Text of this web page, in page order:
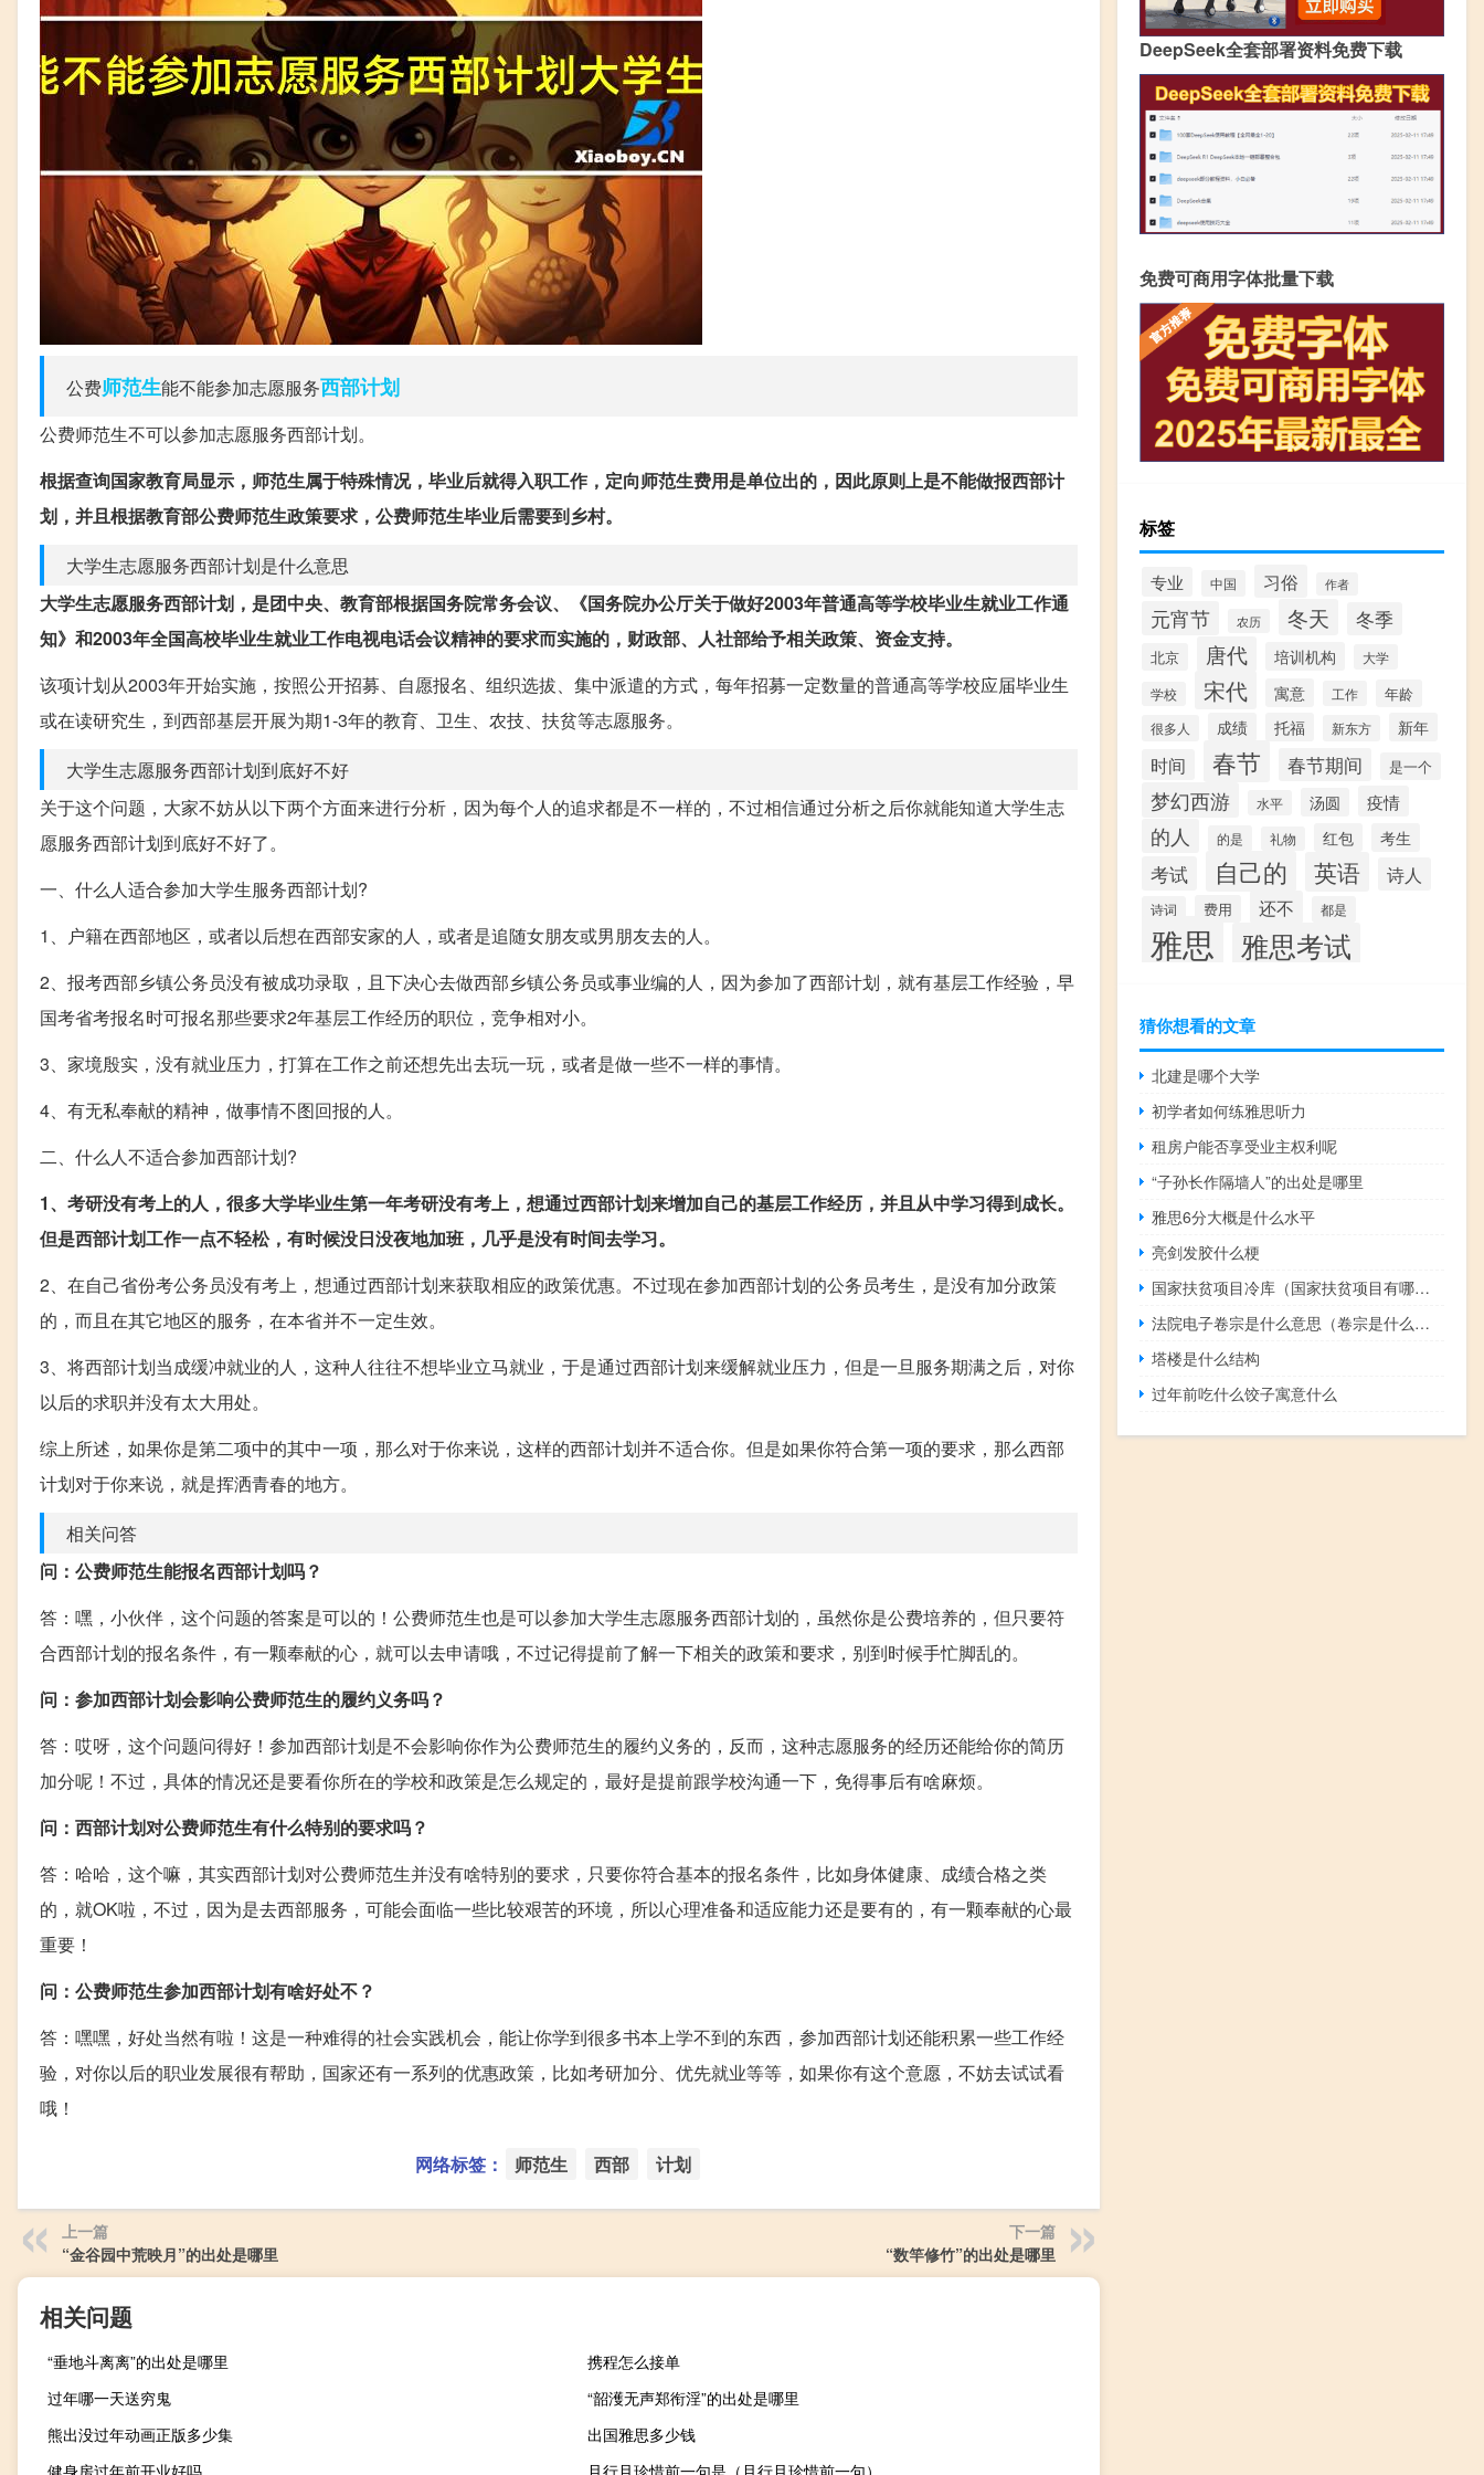
公费师范生能不能参加志愿服务西部计划
公费师范生不可以参加志愿服务西部计划。
根据查询国家教育局显示，师范生属于特殊情况，毕业后就得入职工作，定向师范生费用是单位出的，因此原则上是不能做报西部计
划，并且根据教育部公费师范生政策要求，公费师范生毕业后需要到乡村。
大学生志愿服务西部计划是什么意思
大学生志愿服务西部计划，是团中央、教育部根据国务院常务会议、《国务院办公厅关于做好2003年普通高等学校毕业生就业工作通
知》和2003年全国高校毕业生就业工作电视电话会议精神的要求而实施的，财政部、人社部给予相关政策、资金支持。
该项计划从2003年开始实施，按照公开招募、自愿报名、组织选拔、集中派遣的方式，每年招募一定数量的普通高等学校应届毕业生
或在读研究生，到西部基层开展为期1-3年的教育、卫生、农技、扶贫等志愿服务。
大学生志愿服务西部计划到底好不好
关于这个问题，大家不妨从以下两个方面来进行分析，因为每个人的追求都是不一样的，不过相信通过分析之后你就能知道大学生志
愿服务西部计划到底好不好了。
一、什么人适合参加大学生服务西部计划?
1、户籍在西部地区，或者以后想在西部安家的人，或者是追随女朋友或男朋友去的人。
2、报考西部乡镇公务员没有被成功录取，且下决心去做西部乡镇公务员或事业编的人，因为参加了西部计划，就有基层工作经验，早
国考省考报名时可报名那些要求2年基层工作经历的职位，竞争相对小。
3、家境殷实，没有就业压力，打算在工作之前还想先出去玩一玩，或者是做一些不一样的事情。
4、有无私奉献的精神，做事情不图回报的人。
二、什么人不适合参加西部计划?
1、考研没有考上的人，很多大学毕业生第一年考研没有考上，想通过西部计划来增加自己的基层工作经历，并且从中学习得到成长。
但是西部计划工作一点不轻松，有时候没日没夜地加班，几乎是没有时间去学习。
2、在自己省份考公务员没有考上，想通过西部计划来获取相应的政策优惠。不过现在参加西部计划的公务员考生，是没有加分政策
的，而且在其它地区的服务，在本省并不一定生效。
3、将西部计划当成缓冲就业的人，这种人往往不想毕业立马就业，于是通过西部计划来缓解就业压力，但是一旦服务期满之后，对你
以后的求职并没有太大用处。
综上所述，如果你是第二项中的其中一项，那么对于你来说，这样的西部计划并不适合你。但是如果你符合第一项的要求，那么西部
计划对于你来说，就是挥洒青春的地方。
相关问答
问：公费师范生能报名西部计划吗？
答：嘿，小伙伴，这个问题的答案是可以的！公费师范生也是可以参加大学生志愿服务西部计划的，虽然你是公费培养的，但只要符
合西部计划的报名条件，有一颗奉献的心，就可以去申请哦，不过记得提前了解一下相关的政策和要求，别到时候手忙脚乱的。
问：参加西部计划会影响公费师范生的履约义务吗？
答：哎呀，这个问题问得好！参加西部计划是不会影响你作为公费师范生的履约义务的，反而，这种志愿服务的经历还能给你的简历
加分呢！不过，具体的情况还是要看你所在的学校和政策是怎么规定的，最好是提前跟学校沟通一下，免得事后有啥麻烦。
问：西部计划对公费师范生有什么特别的要求吗？
答：哈哈，这个嘛，其实西部计划对公费师范生并没有啥特别的要求，只要你符合基本的报名条件，比如身体健康、成绩合格之类
的，就OK啦，不过，因为是去西部服务，可能会面临一些比较艰苦的环境，所以心理准备和适应能力还是要有的，有一颗奉献的心最
重要！
问：公费师范生参加西部计划有啥好处不？
答：嘿嘿，好处当然有啦！这是一种难得的社会实践机会，能让你学到很多书本上学不到的东西，参加西部计划还能积累一些工作经
验，对你以后的职业发展很有帮助，国家还有一系列的优惠政策，比如考研加分、优先就业等等，如果你有这个意愿，不妨去试试看
哦！
网络标签： 师范生 西部 计划
上一篇
“金谷园中荒映月”的出处是哪里
下一篇
“数竿修竹”的出处是哪里
相关问题
“垂地斗离离”的出处是哪里
携程怎么接单
过年哪一天送穷鬼
“韶濩无声郑衔淫”的出处是哪里
熊出没过年动画正版多少集
出国雅思多少钱
健身房过年前开业好吗
且行且珍惜前一句是（且行且珍惜前一句）
DeepSeek全套部署资料免费下载
免费可商用字体批量下载
标签
专业 中国 习俗 作者
元宵节 农历 冬天 冬季
北京 唐代 培训机构 大学
学校 宋代 寓意 工作 年龄
很多人 成绩 托福 新东方 新年
时间 春节 春节期间 是一个
梦幻西游 水平 汤圆 疫情
的人 的是 礼物 红包 考生
考试 自己的 英语 诗人
诗词 费用 还不 都是
雅思 雅思考试
猜你想看的文章
北建是哪个大学
初学者如何练雅思听力
租房户能否享受业主权利呢
“子孙长作隔墙人”的出处是哪里
雅思6分大概是什么水平
亮剑发胶什么梗
国家扶贫项目冷库（国家扶贫项目有哪些）
法院电子卷宗是什么意思（卷宗是什么意思）
塔楼是什么结构
过年前吃什么饺子寓意什么